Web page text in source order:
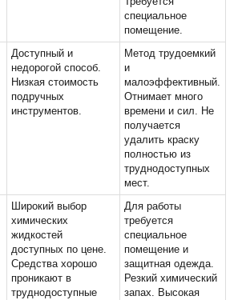
специальное
помещение.
Доступный и
недорогой способ.
Низкая стоимость
подручных
инструментов.
Метод трудоемкий
и
малоэффективный.
Отнимает много
времени и сил. Не
получается
удалить краску
полностью из
труднодоступных
мест.
Широкий выбор
химических
жидкостей
доступных по цене.
Средства хорошо
проникают в
труднодоступные
Для работы
требуется
специальное
помещение и
защитная одежда.
Резкий химический
запах. Высокая